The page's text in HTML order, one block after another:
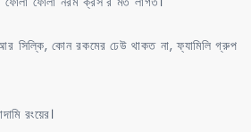
সিল্কি, কোন রকমের ঢেউ থাকত না, ফ্যামিলি গ্রুপ
রংয়ের।